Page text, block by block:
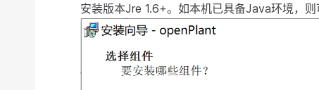
安装版本Jre 1.6+。如本机已具备Java环境，则